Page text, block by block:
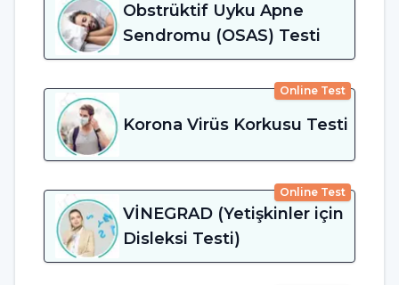
Obstrüktif Uyku Apne
Sendromu (OSAS) Testi
Online Test
Korona Virüs Korkusu Testi
Online Test
VİNEGRAD (Yetişkinler için
Disleksi Testi)